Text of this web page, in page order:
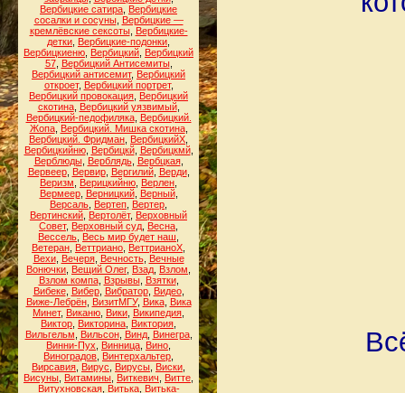
Вербицкие сатира Вербицкие
сосалки и сосуны, Вербицкие —
кремлёвские сексоты, Вербицкие-
детки Вербицкие-подонки
Вербицкиеню Вербицкий Вербицкий
57, Вербицкий Антисемиты,
Вербицкий антисемит, Вербицкий
откроет, Вербицкий портрет,
Вербицкий провокация Вербицкий
скотина, Вербицкий уязвимый,
Вербицкий-педофиляка, Вербицкий.
Жопа, Вербицкий. Мишка скотина,
Вербицкий. Фридман ВербицкийХ
Вербицкийню, Вербицкй, Вербицкмй,
Верблюды, Верблядь, Вербцкая,
Вервеер, Вервир, Вергилий, Верди,
Веризм
Верицкийню Верлен
Вермеер, Верницкий, Верный,
Версаль Вертеп Вертер
Вертинский Вертолёт, Верховный
Совет, Верховный суд Весна
Вессель Весь мир будет наш
Ветеран Веттриано ВеттрианоХ
Вехи, Вечеря, Вечность, Вечные
Вонючки Вещий Олег, Взад Взлом
Взлом компа, Взрывы, Взятки,
Вибеке, Вибер, Вибратор, Видео,
Виже-Лебрён, ВизитМГУ, Вика, Вика
Минет, Виканю Вики Википедия
Виктор Викторина Виктория
Вильгельм
Вильсон, Винд, Винегра,
Винни-Пух
Винница Вино
Виноградов Винтерхальтер
Вирсавия Вирус Вирусы Виски
Висуны Витамины Виткевич Витте
Витухновская, Витька, Витька-